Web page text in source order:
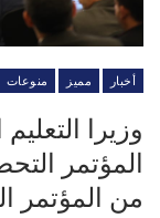
أخبار مميز منوعات
وزيرا
المؤتمر
من المؤتمر